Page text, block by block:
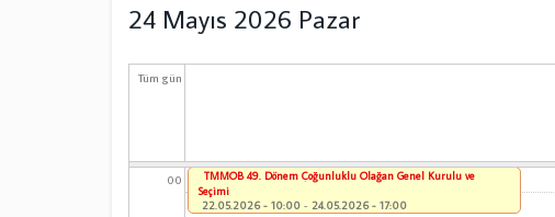
24 Mayıs 2026 Pazar
Tüm gün
00
TMMOB 49. Dönem Çoğunluklu Olağan Genel Kurulu ve
Seçimi
22.05.2026 - 10:00 - 24.05.2026 - 17:00